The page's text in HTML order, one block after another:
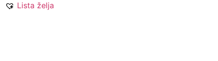
Lista želja